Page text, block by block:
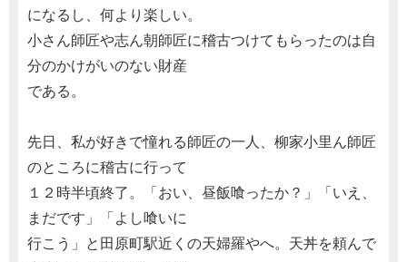
になるし、何より楽しい。
小さん師匠や志ん朝師匠に稽古つけてもらったのは自
分のかけがいのない財産
である。
先日、私が好きで憧れる師匠の一人、柳家小里ん師匠
のところに稽古に行って
１２時半頃終了。「おい、昼飯喰ったか？」「いえ、
まだです」「よし喰いに
行こう」と田原町駅近くの天婦羅やへ。天丼を頼んで